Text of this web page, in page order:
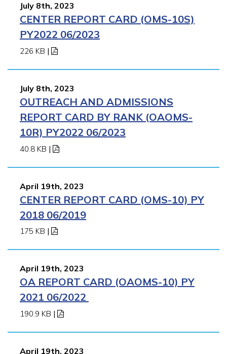
July 8th, 2023
CENTER REPORT CARD (OMS-10S)
PY2022 06/2023
226 KB |
July 8th, 2023
OUTREACH AND ADMISSIONS
REPORT CARD BY RANK (OAOMS-
10R) PY2022 06/2023
40.8 KB |
April 19th, 2023
CENTER REPORT CARD (OMS-10) PY
2018 06/2019
175 KB |
April 19th, 2023
OA REPORT CARD (OAOMS-10) PY
2021 06/2022
190.9 KB |
April 19th, 2023